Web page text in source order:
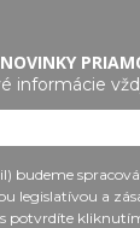
informácie
budeme
legislatívou a
potvrdíte